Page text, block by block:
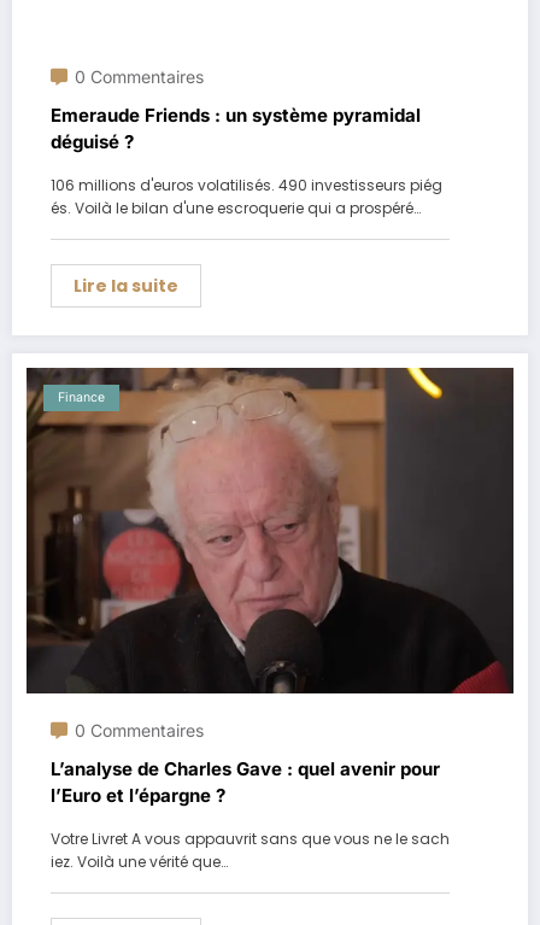
0 Commentaires
Emeraude Friends : un système pyramidal
déguisé ?
106 millions d'euros volatilisés. 490 investisseurs piég
és. Voilà le bilan d'une escroquerie qui a prospéré…
Lire la suite
Finance
0 Commentaires
L’analyse de Charles Gave : quel avenir pour
l’Euro et l’épargne ?
Votre Livret A vous appauvrit sans que vous ne le sach
iez. Voilà une vérité que…